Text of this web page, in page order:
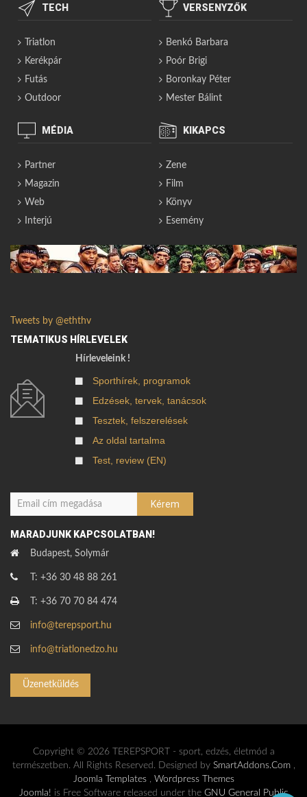
TECH
Triatlon
Kerékpár
Futás
Outdoor
VERSENYZŐK
Benkó Barbara
Poór Brigi
Boronkay Péter
Mester Bálint
MÉDIA
Partner
Magazin
Web
Interjú
KIKAPCS
Zene
Film
Könyv
Esemény
Tweets by @eththv
TEMATIKUS HÍRLEVELEK
Hírleveleink !
Sporthírek, programok
Edzések, tervek, tanácsok
Tesztek, felszerelések
Az oldal tartalma
Test, review (EN)
MARADJUNK KAPCSOLATBAN!
Budapest, Solymár
T: +36 30 48 88 261
T: +36 70 70 84 474
info@terepsport.hu
info@triatlonedzo.hu
Üzenetküldés
Copyright © 2026 TEREPSPORT - sport, edzés, életmód a
természetben. All Rights Reserved. Designed by SmartAddons.Com,
Joomla Templates, Wordpress Themes
Joomla! is Free Software released under the GNU General Public